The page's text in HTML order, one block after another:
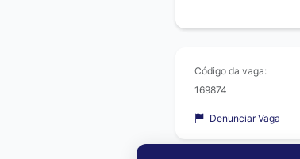
Código da vaga:
169874
Denunciar Vaga